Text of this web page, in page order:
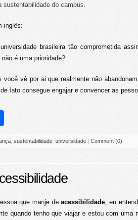
do campus.
inglês:
brasileira tão comprometida
é uma prioridade?
você vê por ai que realmente não
fato consegue engajar e convencer as
sustentabilidade universidade | Comment (0)
que manje deacessibilidade , eu
quando tenho que viajar e estou com uma